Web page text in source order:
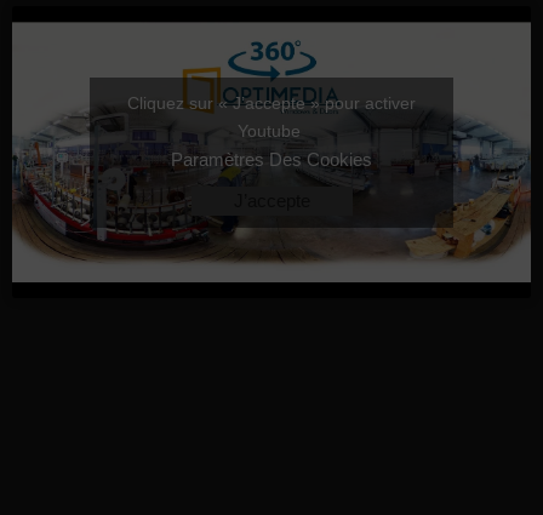
Cliquez sur « J’accepte » pour activer
Youtube
Paramètres Des Cookies